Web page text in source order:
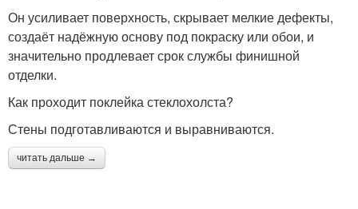
Он усиливает поверхность, скрывает мелкие дефекты,
создаёт надёжную основу под покраску или обои, и
значительно продлевает срок службы финишной
отделки.
Как проходит поклейка стеклохолста?
Стены подготавливаются и выравниваются.
читать дальше →